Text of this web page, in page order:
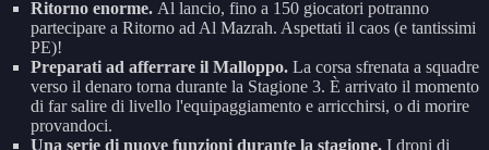
Ritorno enorme. Al lancio, fino a 150 giocatori potranno
partecipare a Ritorno ad Al Mazrah. Aspettati il caos (e tantissimi
PE)!
Preparati ad afferrare il Malloppo. La corsa sfrenata a squadre
verso il denaro torna durante la Stagione 3. È arrivato il momento
di far salire di livello l'equipaggiamento e arricchirsi, o di morire
provandoci.
Una serie di nuove funzioni durante la stagione. I droni di